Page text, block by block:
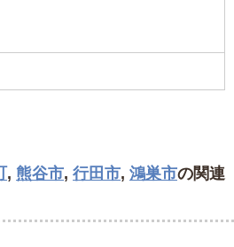
, 熊谷市, 行田市, 鴻巣市の関連